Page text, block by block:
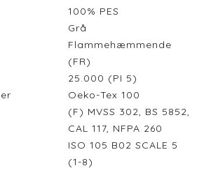
100% PES
Grå
Flammehæmmende
(FR)
25.000 (PI 5)
Oeko-Tex 100
(F) MVSS 302, BS 5852,
CAL 117, NFPA 260
ISO 105 B02 SCALE 5
(1-8)